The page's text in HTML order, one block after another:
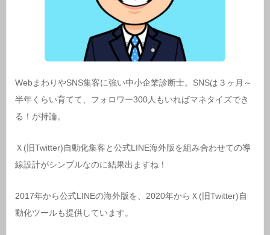
WebまわりやSNS集客に強い中小企業診断士。SNSは３ヶ月～
半年くらい育てて、フォロワー300人もいればマネタイズでき
る！が持論。
Ｘ(旧Twitter)自動化集客と公式LINE海外版を組み合わせての導
線設計がシンプルなのに結果出ますね！
2017年から公式LINEの海外版を、2020年からＸ(旧Twitter)自
動化ツールも提供しています。